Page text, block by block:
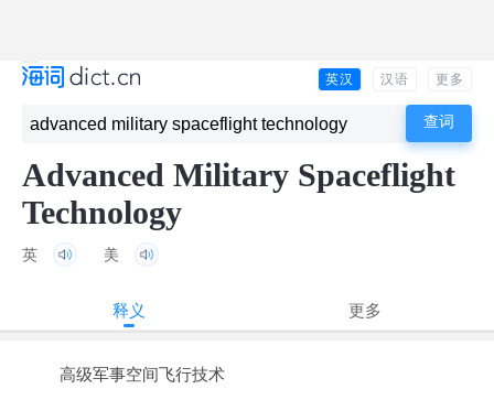
英汉 汉语 更多
Advanced Military Spaceflight
Technology
英 美
释义 更多
高级军事空间飞行技术